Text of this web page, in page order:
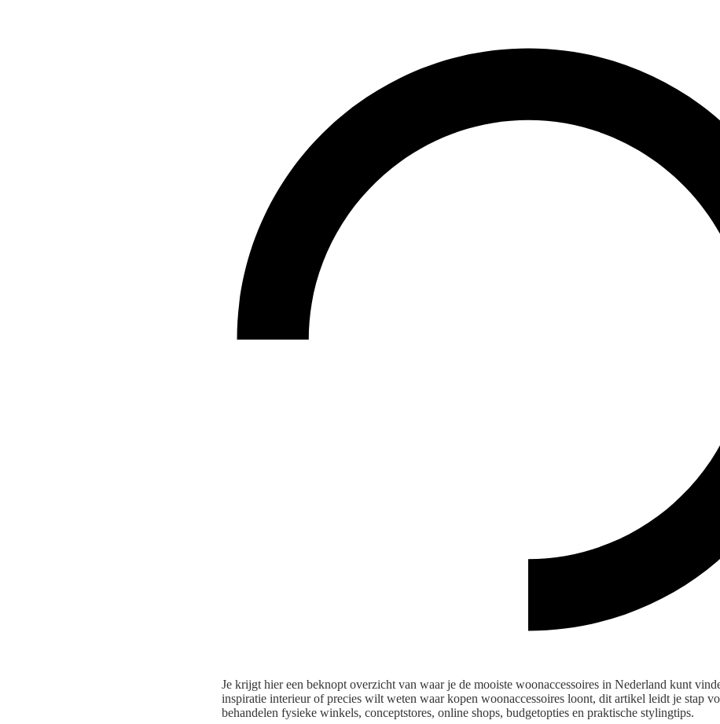
Je krijgt hier een beknopt overzicht van waar je de mooiste woonaccessoires in Nederland kunt
inspiratie interieur of precies wilt weten waar kopen woonaccessoires loont, dit artikel leidt je stap
behandelen fysieke winkels, conceptstores, online shops, budgetopties en praktische stylingtips.